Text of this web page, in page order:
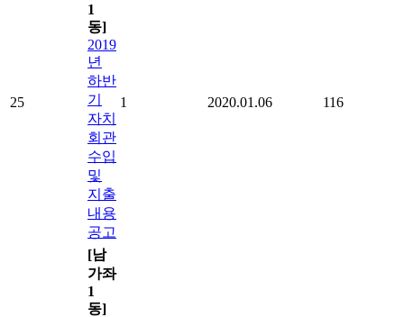
25
1
동]
2019
년
하반
기
자치
회관
수입
및
지출
내용
공고
1 2020.01.06 116
[남
가좌
1
동]